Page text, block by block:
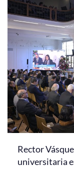
Rector
universitaria